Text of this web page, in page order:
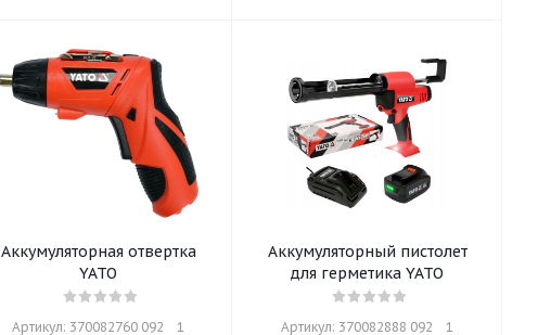
Аккумуляторная отвертка
YATO
Артикул: 370082760 092    1
Аккумуляторный пистолет
для герметика YATO
Артикул: 370082888 092    1